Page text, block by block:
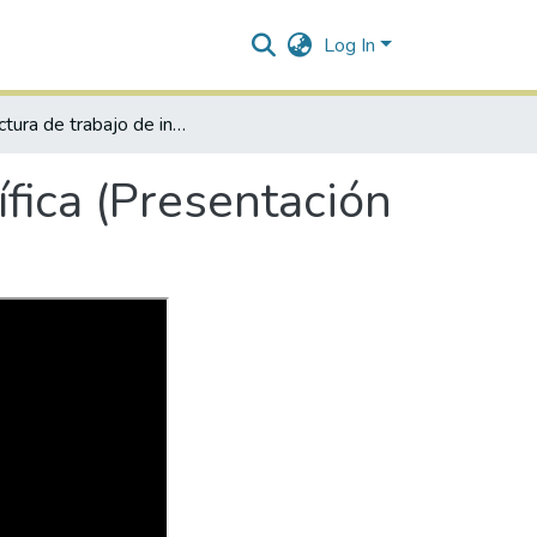
Log In
Estructura de trabajo de investigación científica (Presentación de Curso).
(Presentación